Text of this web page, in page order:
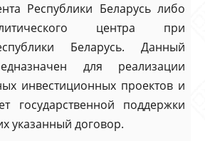
Республики Беларусь либо
центра при
Беларусь. Данный
для реализации
инвестиционных проектов и
государственной поддержки
указанный договор.